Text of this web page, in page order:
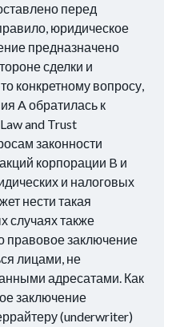
перед
юридическое
предназначено
сделки и
конкретному вопросу,
A обратилась к
and Trust
законности
корпорации B и
и налоговых
нести такая
случаях также
правовое заключение
лицами, не
адресатами. Как
заключение
(underwriter)